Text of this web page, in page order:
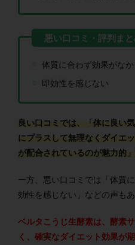
体質に合わず効果がなか
即効性を感じない
良い口コミでは、「体に良い
にプラスして無理なくダイエ
が配合されているのが魅力的
一方、悪い口コミでは「体質
効性を感じない」などの声もあ
ベルタこうじ生酵素は、酵素
く、確実なダイエット効果が